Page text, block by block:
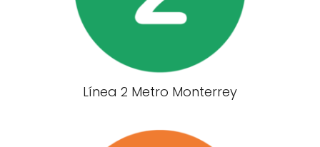
Línea 2 Metro Monterrey